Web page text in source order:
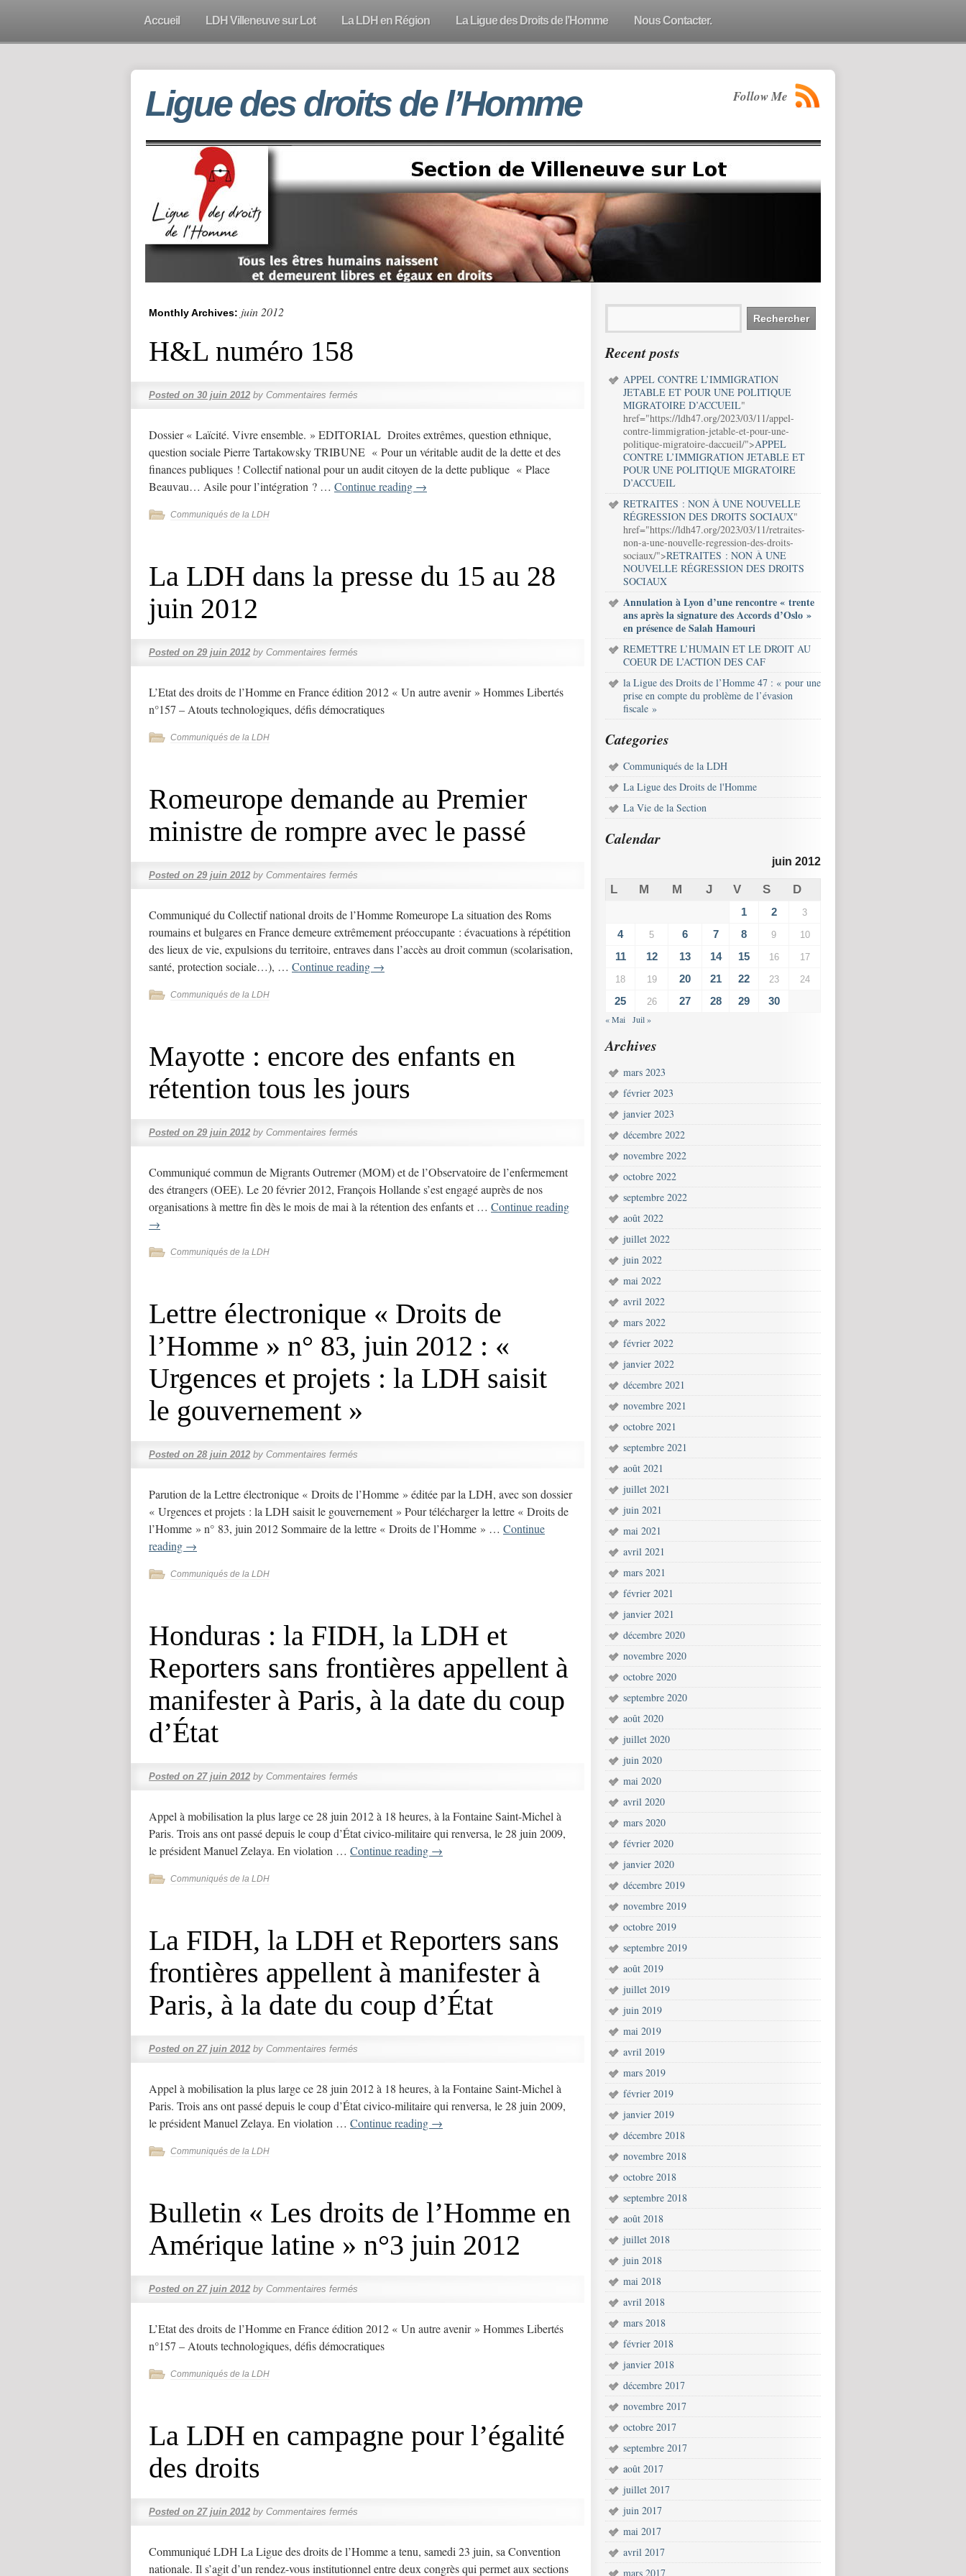
Accueil LDH Villeneuve sur Lot La LDH en Région La Ligue des Droits de l’Homme Nous Contacter.
Ligue des droits de l’Homme Follow Me
Monthly Archives: juin 2012
H&L numéro 158
Posted on 30 juin 2012 by Commentaires fermés
Dossier « Laïcité. Vivre ensemble. » EDITORIAL Droites extrêmes, question ethnique,
question sociale Pierre Tartakowsky TRIBUNE « Pour un véritable audit de la dette et des
finances publiques ! Collectif national pour un audit citoyen de la dette publique « Place
Beauvau… Asile pour l’intégration ? … Continue reading →
Communiqués de la LDH
La LDH dans la presse du 15 au 28
juin 2012
Posted on 29 juin 2012 by Commentaires fermés
L’Etat des droits de l’Homme en France édition 2012 « Un autre avenir » Hommes Libertés
n°157 – Atouts technologiques, défis démocratiques
Communiqués de la LDH
Romeurope demande au Premier
ministre de rompre avec le passé
Posted on 29 juin 2012 by Commentaires fermés
Communiqué du Collectif national droits de l’Homme Romeurope La situation des Roms
roumains et bulgares en France demeure extrêmement préoccupante : évacuations à répétition
des lieux de vie, expulsions du territoire, entraves dans l’accès au droit commun (scolarisation,
santé, protection sociale…), … Continue reading →
Communiqués de la LDH
Mayotte : encore des enfants en
rétention tous les jours
Posted on 29 juin 2012 by Commentaires fermés
Communiqué commun de Migrants Outremer (MOM) et de l’Observatoire de l’enfermement
des étrangers (OEE). Le 20 février 2012, François Hollande s’est engagé auprès de nos
organisations à mettre fin dès le mois de mai à la rétention des enfants et … Continue reading
→
Communiqués de la LDH
Lettre électronique « Droits de
l’Homme » n° 83, juin 2012 : «
Urgences et projets : la LDH saisit
le gouvernement »
Posted on 28 juin 2012 by Commentaires fermés
Parution de la Lettre électronique « Droits de l’Homme » éditée par la LDH, avec son dossier
« Urgences et projets : la LDH saisit le gouvernement » Pour télécharger la lettre « Droits de
l’Homme » n° 83, juin 2012 Sommaire de la lettre « Droits de l’Homme » … Continue
reading →
Communiqués de la LDH
Honduras : la FIDH, la LDH et
Reporters sans frontières appellent à
manifester à Paris, à la date du coup
d’État
Posted on 27 juin 2012 by Commentaires fermés
Appel à mobilisation la plus large ce 28 juin 2012 à 18 heures, à la Fontaine Saint-Michel à
Paris. Trois ans ont passé depuis le coup d’État civico-militaire qui renversa, le 28 juin 2009,
le président Manuel Zelaya. En violation … Continue reading →
Communiqués de la LDH
La FIDH, la LDH et Reporters sans
frontières appellent à manifester à
Paris, à la date du coup d’État
Posted on 27 juin 2012 by Commentaires fermés
Appel à mobilisation la plus large ce 28 juin 2012 à 18 heures, à la Fontaine Saint-Michel à
Paris. Trois ans ont passé depuis le coup d’État civico-militaire qui renversa, le 28 juin 2009,
le président Manuel Zelaya. En violation … Continue reading →
Communiqués de la LDH
Bulletin « Les droits de l’Homme en
Amérique latine » n°3 juin 2012
Posted on 27 juin 2012 by Commentaires fermés
L’Etat des droits de l’Homme en France édition 2012 « Un autre avenir » Hommes Libertés
n°157 – Atouts technologiques, défis démocratiques
Communiqués de la LDH
La LDH en campagne pour l’égalité
des droits
Posted on 27 juin 2012 by Commentaires fermés
Communiqué LDH La Ligue des droits de l’Homme a tenu, samedi 23 juin, sa Convention
nationale. Il s’agit d’un rendez-vous institutionnel entre deux congrès qui permet aux sections
Recent posts
APPEL CONTRE L’IMMIGRATION
JETABLE ET POUR UNE POLITIQUE
MIGRATOIRE D’ACCUEIL"
href="https://ldh47.org/2023/03/11/appel-
contre-limmigration-jetable-et-pour-une-
politique-migratoire-daccueil/">APPEL
CONTRE L’IMMIGRATION JETABLE ET
POUR UNE POLITIQUE MIGRATOIRE
D’ACCUEIL
RETRAITES : NON À UNE NOUVELLE
RÉGRESSION DES DROITS SOCIAUX"
href="https://ldh47.org/2023/03/11/retraites-
non-a-une-nouvelle-regression-des-droits-
sociaux/">RETRAITES : NON À UNE
NOUVELLE RÉGRESSION DES DROITS
SOCIAUX
Annulation à Lyon d’une rencontre « trente
ans après la signature des Accords d’Oslo »
en présence de Salah Hamouri
REMETTRE L’HUMAIN ET LE DROIT AU
COEUR DE L’ACTION DES CAF
la Ligue des Droits de l’Homme 47 : « pour une
prise en compte du problème de l’évasion
fiscale »
Categories
Communiqués de la LDH
La Ligue des Droits de l'Homme
La Vie de la Section
Calendar
juin 2012
L M M J V S D
1 2 3
4 5 6 7 8 9 10
11 12 13 14 15 16 17
18 19 20 21 22 23 24
25 26 27 28 29 30
« Mai Juil »
Archives
mars 2023
février 2023
janvier 2023
décembre 2022
novembre 2022
octobre 2022
septembre 2022
août 2022
juillet 2022
juin 2022
mai 2022
avril 2022
mars 2022
février 2022
janvier 2022
décembre 2021
novembre 2021
octobre 2021
septembre 2021
août 2021
juillet 2021
juin 2021
mai 2021
avril 2021
mars 2021
février 2021
janvier 2021
décembre 2020
novembre 2020
octobre 2020
septembre 2020
août 2020
juillet 2020
juin 2020
mai 2020
avril 2020
mars 2020
février 2020
janvier 2020
décembre 2019
novembre 2019
octobre 2019
septembre 2019
août 2019
juillet 2019
juin 2019
mai 2019
avril 2019
mars 2019
février 2019
janvier 2019
décembre 2018
novembre 2018
octobre 2018
septembre 2018
août 2018
juillet 2018
juin 2018
mai 2018
avril 2018
mars 2018
février 2018
janvier 2018
décembre 2017
novembre 2017
octobre 2017
septembre 2017
août 2017
juillet 2017
juin 2017
mai 2017
avril 2017
mars 2017